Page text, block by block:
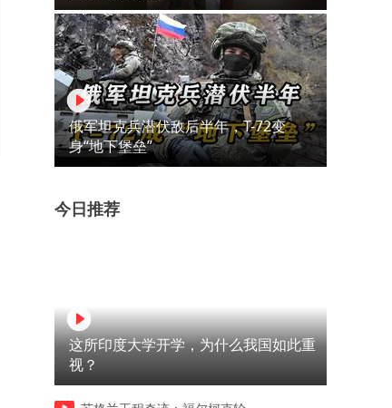
01:51
一句话部署本地语音智能体 一
从飞船到汽车：这个60年前
俄军坦克兵潜伏敌后半年，T-72变
身“地下堡垒”
今日推荐
这所印度大学开学，为什么我国如此重
视？